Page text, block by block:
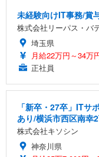
未経験向けIT事務/賞
株式会社リーパス・バ
埼玉県
月給22万円～34万
正社員
「新卒・27卒」ITサ
あり/横浜市西区南幸
株式会社キソシン
神奈川県